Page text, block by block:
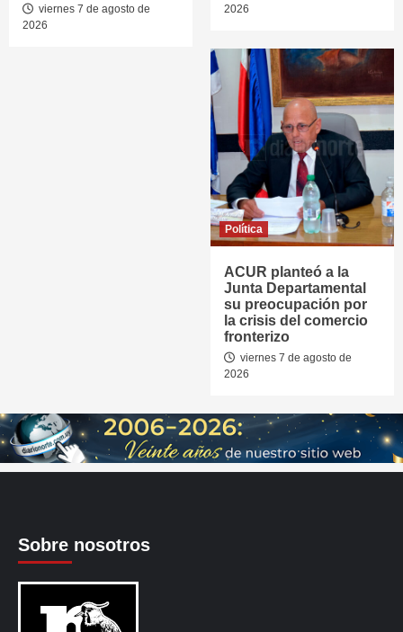
viernes 7 de agosto de
2026
2026
Política
ACUR planteó a la
Junta Departamental
su preocupación por
la crisis del comercio
fronterizo
viernes 7 de agosto de
2026
Sobre nosotros